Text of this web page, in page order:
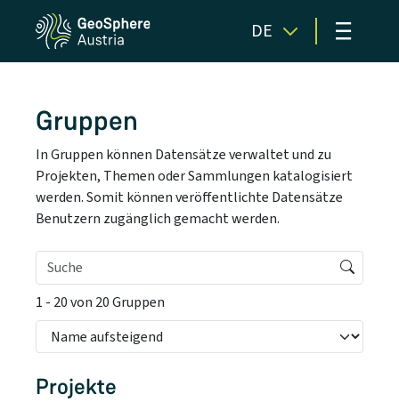
DE ≡
Gruppen
In Gruppen können Datensätze verwaltet und zu
Projekten, Themen oder Sammlungen katalogisiert
werden. Somit können veröffentlichte Datensätze
Benutzern zugänglich gemacht werden.
1 - 20 von 20 Gruppen
Projekte